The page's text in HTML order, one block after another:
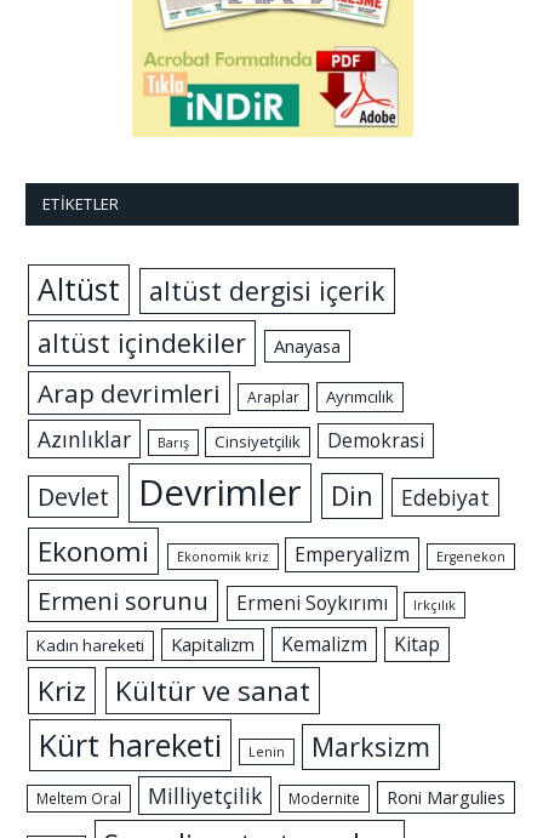
ETIKETLER
Altüst
altüst dergisi içerik
altüst içindekiler
Anayasa
Arap devrimleri Araplar Ayrımcılık
Azınlıklar Barış Cinsiyetçilik Demokrasi
Devlet Devrimler Din Edebiyat
Ekonomi Ekonomik kriz Emperyalizm Ergenekon
Ermeni sorunu Ermeni Soykırımı Irkçılık
Kadın hareketi Kapitalizm Kemalizm Kitap
Kriz Kültür ve sanat
Kürt hareketi Lenin Marksizm
Meltem Oral Milliyetçilik Modernite Roni Margulies